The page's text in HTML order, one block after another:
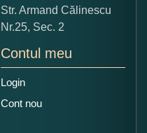
Str. Armand Călinescu
Nr.25, Sec. 2
Contul meu
Login
Cont nou